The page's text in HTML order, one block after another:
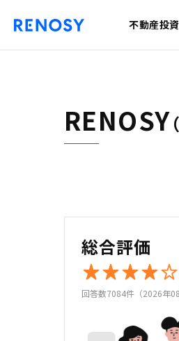
不動産投資
RENOSY
総合評価
回答数7084件（2026年08